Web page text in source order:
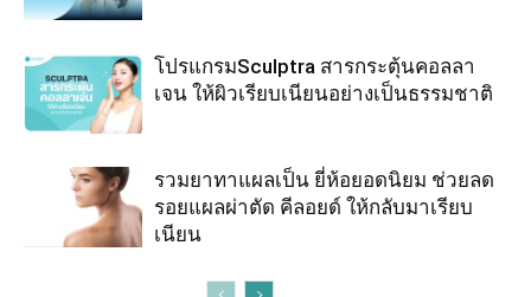
โปรแกรมSculptra สารกระตุ้นคอลลา
เจน ให้ผิวเรียบเนียนอย่างเป็นธรรมชาติ
รวมยาทาแผลเป็น ยี่ห้อยอดนิยม ช่วยลด
รอยแผลผ่าตัด คีลอยด์ ให้กลับมาเรียบ
เนียน